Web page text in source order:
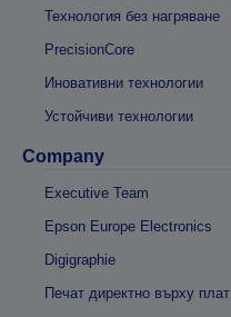
Технология без нагряване
PrecisionCore
Иновативни технологии
Устойчиви технологии
Company
Executive Team
Epson Europe Electronics
Digigraphie
Печат директно върху плат